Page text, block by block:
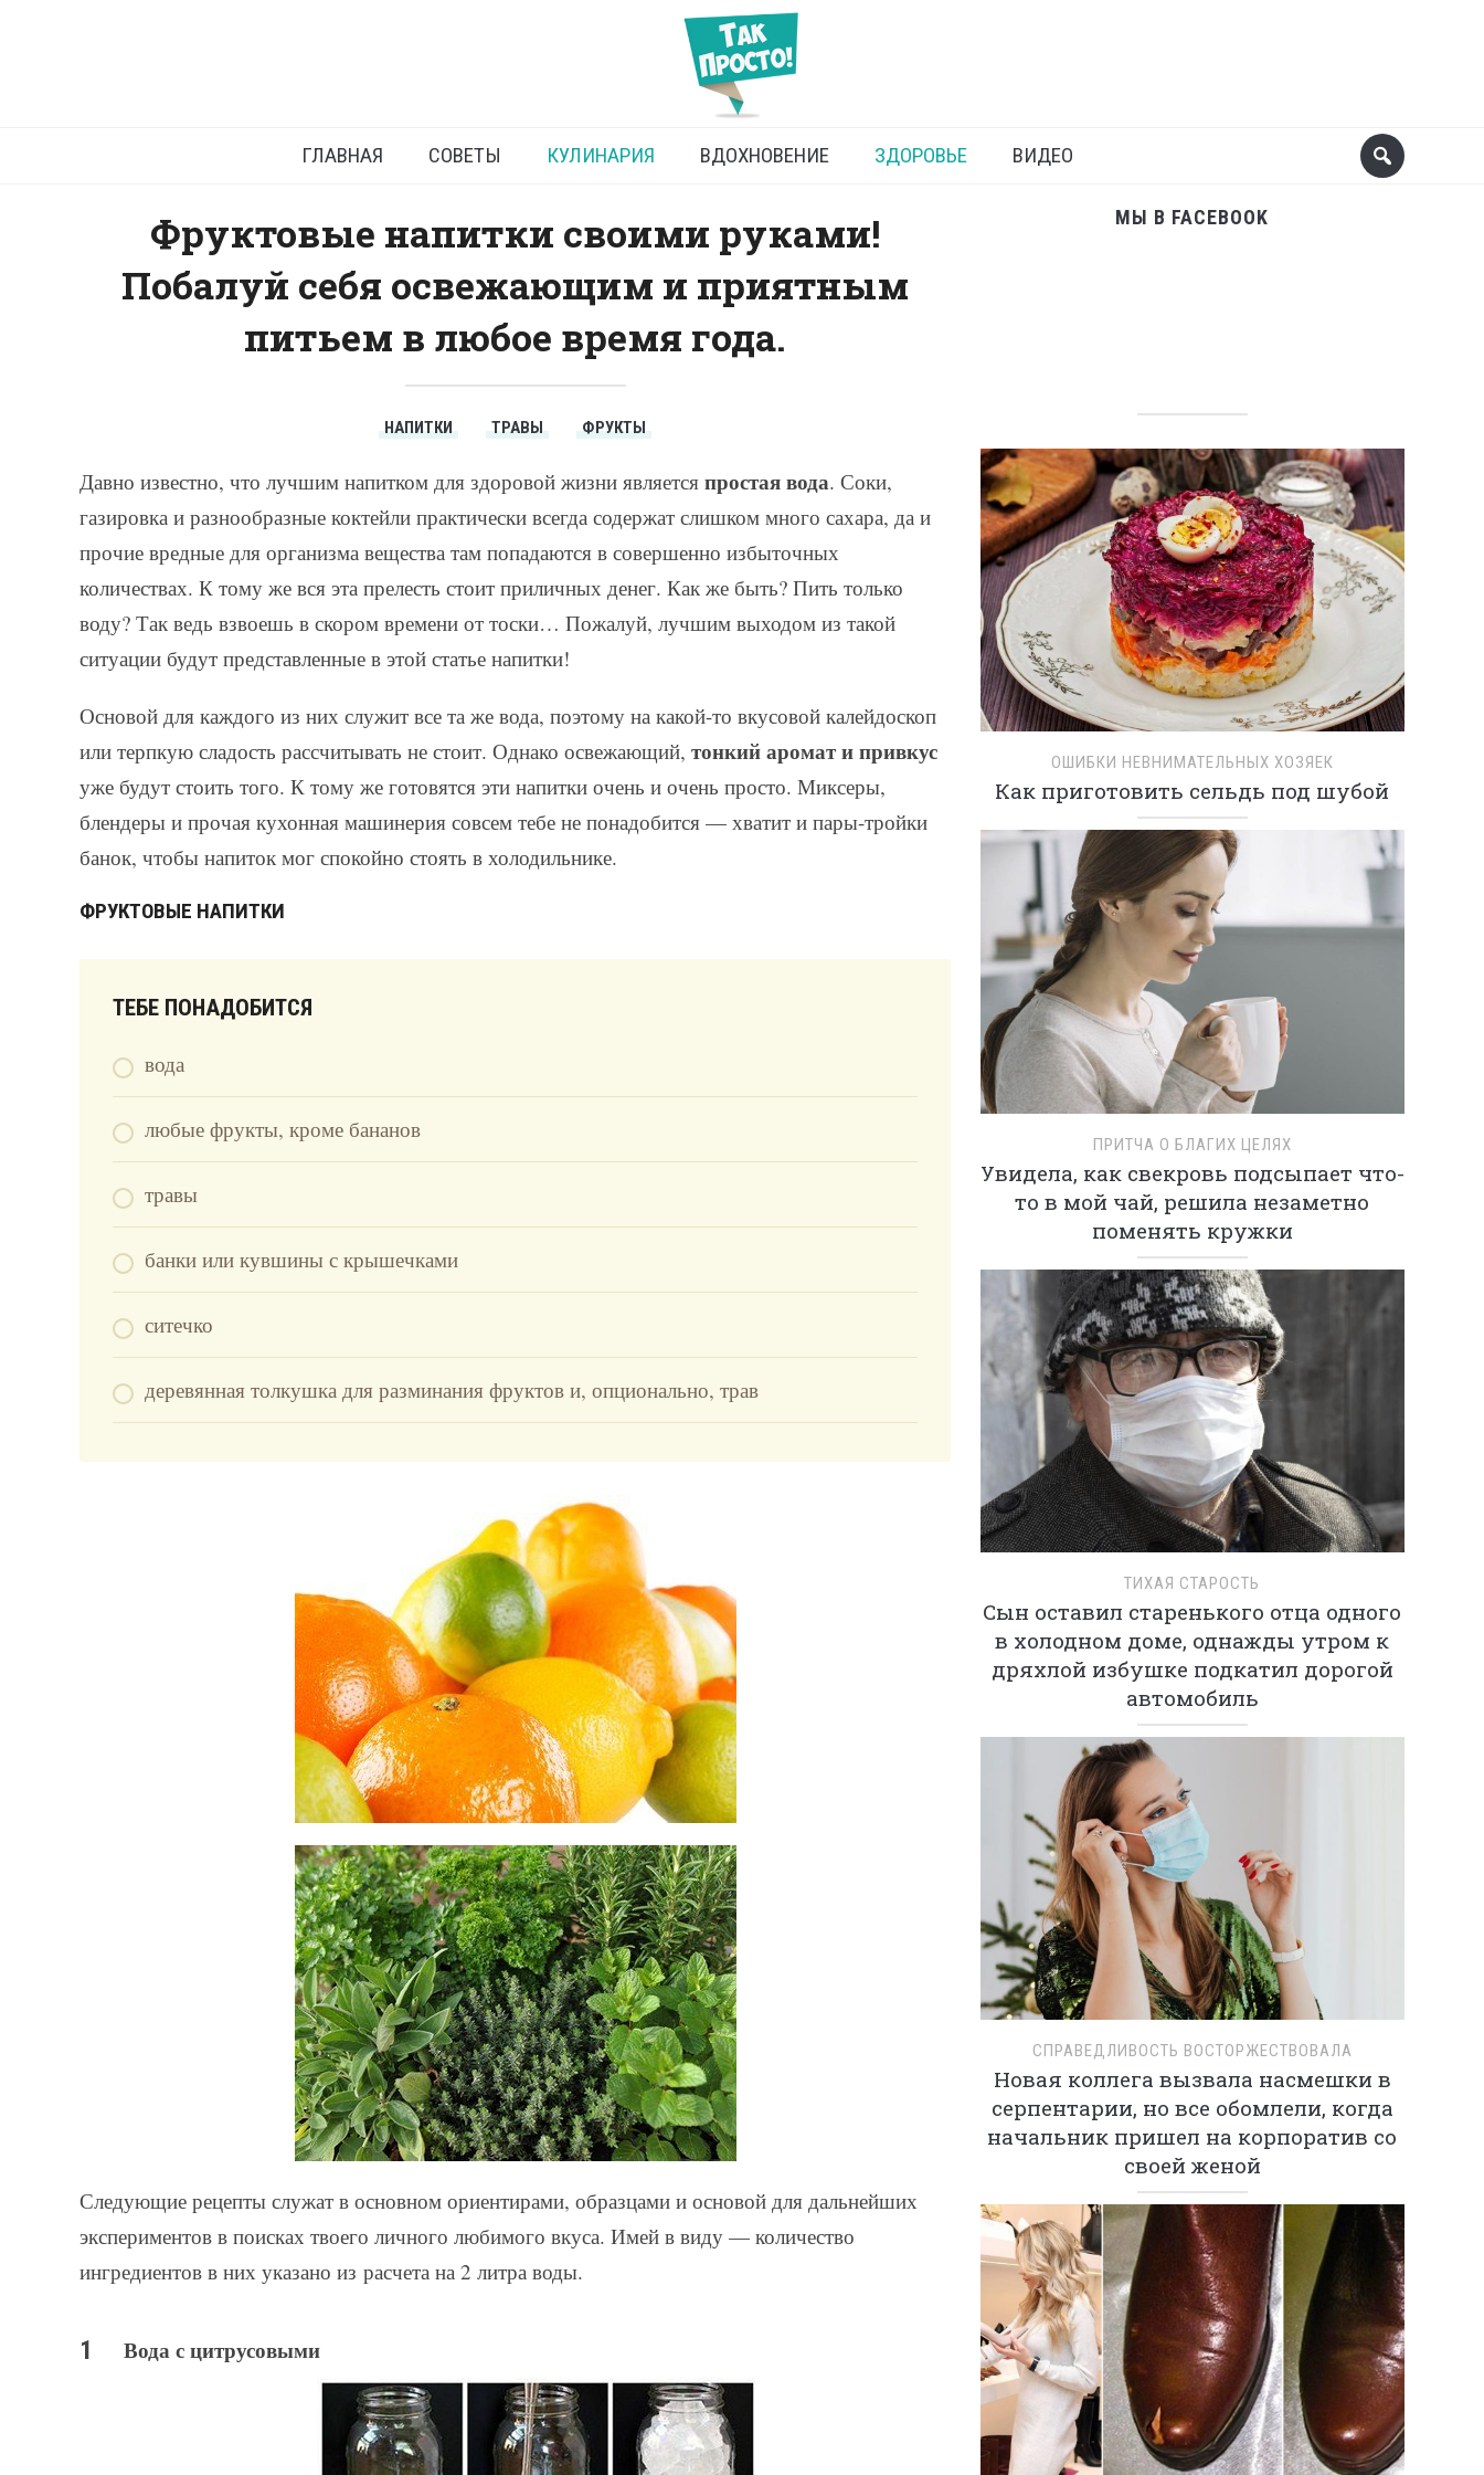
Напитки из фруктов и трав
ГЛАВНАЯ СОВЕТЫ КУЛИНАРИЯ ВДОХНОВЕНИЕ ЗДОРОВЬЕ ВИДЕО
Фруктовые напитки своими руками!
Побалуй себя освежающим и приятным
питьем в любое время года.
НАПИТКИ ТРАВЫ ФРУКТЫ
Давно известно, что лучшим напитком для здоровой жизни является простая вода. Соки,
газировка и разнообразные коктейли практически всегда содержат слишком много сахара, да и
прочие вредные для организма вещества там попадаются в совершенно избыточных
количествах. К тому же вся эта прелесть стоит приличных денег. Как же быть? Пить только
воду? Так ведь взвоешь в скором времени от тоски… Пожалуй, лучшим выходом из такой
ситуации будут представленные в этой статье напитки!
Основой для каждого из них служит все та же вода, поэтому на какой-то вкусовой калейдоскоп
или терпкую сладость рассчитывать не стоит. Однако освежающий, тонкий аромат и привкус
уже будут стоить того. К тому же готовятся эти напитки очень и очень просто. Миксеры,
блендеры и прочая кухонная машинерия совсем тебе не понадобится — хватит и пары-тройки
банок, чтобы напиток мог спокойно стоять в холодильнике.
ФРУКТОВЫЕ НАПИТКИ
ТЕБЕ ПОНАДОБИТСЯ
вода
любые фрукты, кроме бананов
травы
банки или кувшины с крышечками
ситечко
деревянная толкушка для разминания фруктов и, опционально, трав
Следующие рецепты служат в основном ориентирами, образцами и основой для дальнейших
экспериментов в поисках твоего личного любимого вкуса. Имей в виду — количество
ингредиентов в них указано из расчета на 2 литра воды.
Вода с цитрусовыми
МЫ В FACEBOOK
ОШИБКИ НЕВНИМАТЕЛЬНЫХ ХОЗЯЕК
Как приготовить сельдь под шубой
ПРИТЧА О БЛАГИХ ЦЕЛЯХ
Увидела, как свекровь подсыпает что-
то в мой чай, решила незаметно
поменять кружки
ТИХАЯ СТАРОСТЬ
Сын оставил старенького отца одного
в холодном доме, однажды утром к
дряхлой избушке подкатил дорогой
автомобиль
СПРАВЕДЛИВОСТЬ ВОСТОРЖЕСТВОВАЛА
Новая коллега вызвала насмешки в
серпентарии, но все обомлели, когда
начальник пришел на корпоратив со
своей женой